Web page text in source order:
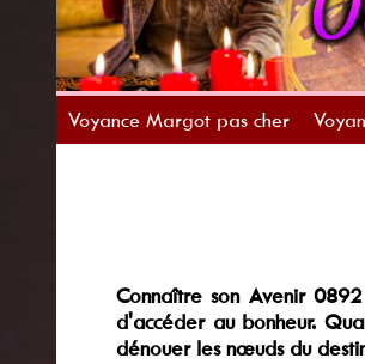
Voyance Margot pas cher
Connaître son Avenir
d'accéder au bonheur.
dénouer les nœuds du